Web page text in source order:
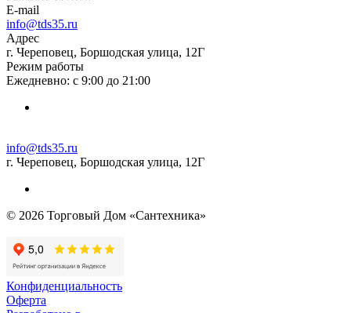
E-mail
info@tds35.ru
Адрес
г. Череповец, Боршодская улица, 12Г
Режим работы
Ежедневно: с 9:00 до 21:00
info@tds35.ru
г. Череповец, Боршодская улица, 12Г
© 2026 Торговый Дом «Сантехника»
Конфиденциальность
Оферта